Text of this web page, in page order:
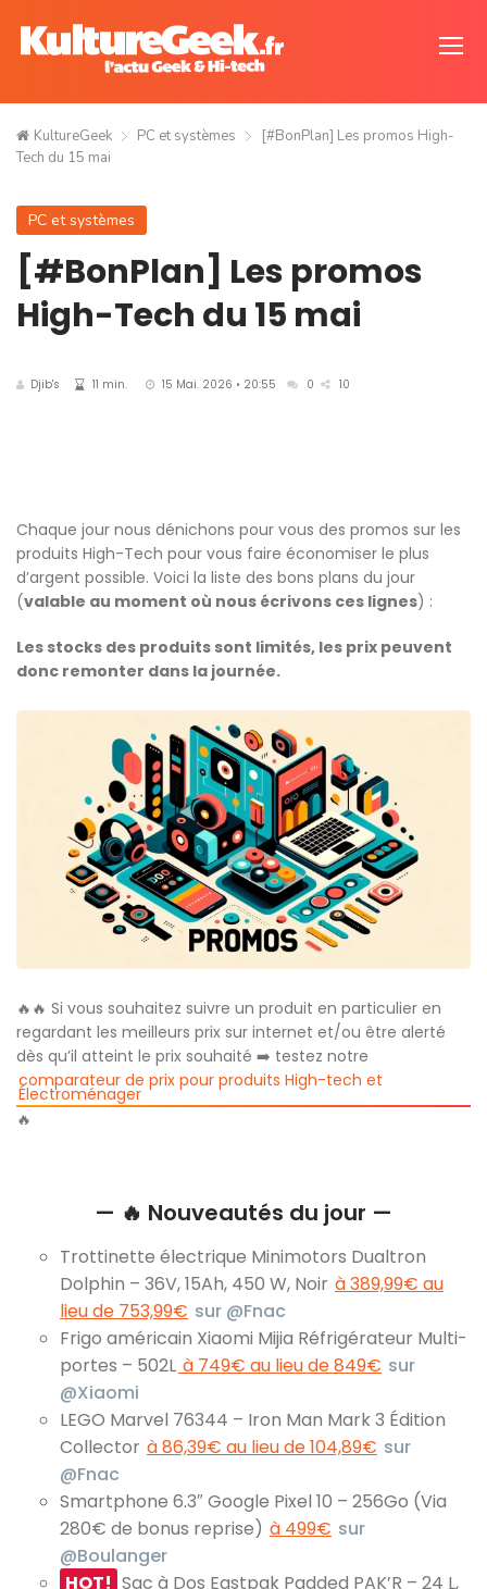
KultureGeek PC et systèmes
[#BonPlan] Les promos High-
Tech du 15 mai
PC et systèmes
[#BonPlan] Les promos
High-Tech du 15 mai
Djib's 11 min. 15 Mai. 2026 • 20:55 0 10
Chaque jour nous dénichons pour vous des promos sur les
produits High-Tech pour vous faire économiser le plus
d’argent possible. Voici la liste des bons plans du jour
(valable au moment où nous écrivons ces lignes) :
Les stocks des produits sont limités, les prix peuvent
donc remonter dans la journée.
🔥🔥 Si vous souhaitez suivre un produit en particulier en
regardant les meilleurs prix sur internet et/ou être alerté
dès qu’il atteint le prix souhaité ➡️ testez notre
comparateur de prix pour produits High-tech et
Électroménager
🔥
— 🔥 Nouveautés du jour —
Trottinette électrique Minimotors Dualtron
Dolphin – 36V, 15Ah, 450 W, Noir à 389,99€ au
lieu de 753,99€ sur @Fnac
Frigo américain Xiaomi Mijia Réfrigérateur Multi-
portes – 502L à 749€ au lieu de 849€ sur
@Xiaomi
LEGO Marvel 76344 – Iron Man Mark 3 Édition
Collector à 86,39€ au lieu de 104,89€ sur
@Fnac
Smartphone 6.3″ Google Pixel 10 – 256Go (Via
280€ de bonus reprise) à 499€ sur
@Boulanger
HOT! Sac à Dos Eastpak Padded PAK’R – 24 L,